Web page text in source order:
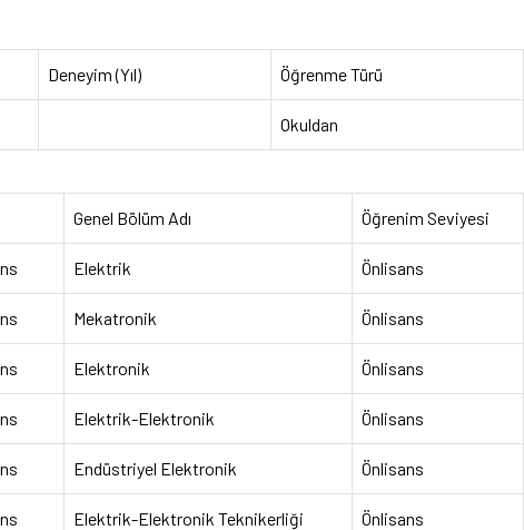
Deneyim (Yıl) Öğrenme Türü
Okuldan
Genel Bölüm Adı Öğrenim Seviyesi
Elektrik Önlisans
Mekatronik Önlisans
Elektronik Önlisans
Elektrik-Elektronik Önlisans
Endüstriyel Elektronik Önlisans
Elektrik-Elektronik Teknikerliği Önlisans